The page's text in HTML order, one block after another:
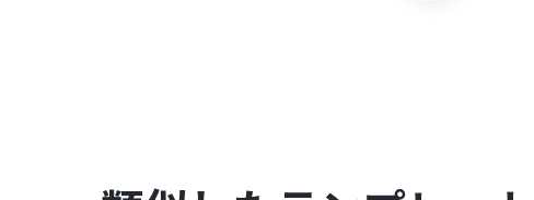
分、15分、30分、60分の間隔で起動間隔を選択できます。